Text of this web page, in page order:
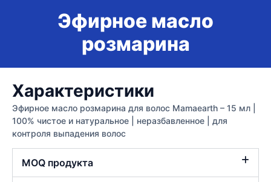
Эфирное масло
розмарина
Характеристики
Эфирное масло розмарина для волос Mamaearth – 15 мл |
100% чистое и натуральное | неразбавленное | для
контроля выпадения волос
MOQ продукта